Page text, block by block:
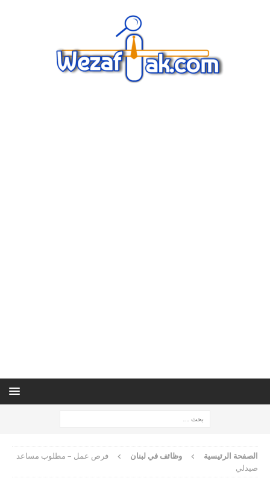
الصفحة الرئيسية وظائف في لبنان
فرص عمل – مطلوب مساعد
صيدلي